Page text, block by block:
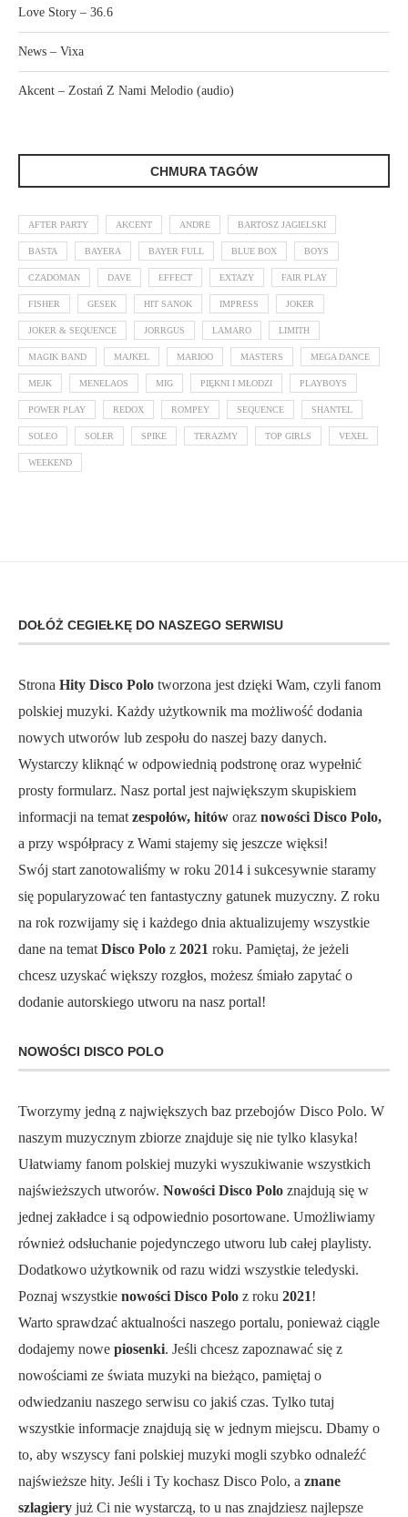
Love Story – 36.6
News – Vixa
Akcent – Zostań Z Nami Melodio (audio)
CHMURA TAGÓW
AFTER PARTY AKCENT ANDRE BARTOSZ JAGIELSKI
BASTA BAYERA BAYER FULL BLUE BOX BOYS
CZADOMAN DAVE EFFECT EXTAZY FAIR PLAY
FISHER GESEK HIT SANOK IMPRESS JOKER
JOKER & SEQUENCE JORRGUS LAMARO LIMITH
MAGIK BAND MAJKEL MARIOO MASTERS MEGA DANCE
MEJK MENELAOS MIG PIĘKNI I MŁODZI PLAYBOYS
POWER PLAY REDOX ROMPEY SEQUENCE SHANTEL
SOLEO SOLER SPIKE TERAZMY TOP GIRLS VEXEL
WEEKEND
DOŁÓŻ CEGIEŁKĘ DO NASZEGO SERWISU
Strona Hity Disco Polo tworzona jest dzięki Wam, czyli fanom
polskiej muzyki. Każdy użytkownik ma możliwość dodania
nowych utworów lub zespołu do naszej bazy danych.
Wystarczy kliknąć w odpowiednią podstronę oraz wypełnić
prosty formularz. Nasz portal jest największym skupiskiem
informacji na tematzespołów, hitów oraz nowości Disco Polo,
a przy współpracy z Wami stajemy się jeszcze więksi!
Swój start zanotowaliśmy w roku 2014 i sukcesywnie staramy
się popularyzować ten fantastyczny gatunek muzyczny. Z roku
na rok rozwijamy się i każdego dnia aktualizujemy wszystkie
dane na tematDisco Polo z 2021 roku. Pamiętaj, że jeżeli
chcesz uzyskać większy rozgłos, możesz śmiało zapytać o
dodanie autorskiego utworu na nasz portal!
NOWOŚCI DISCO POLO
Tworzymy jedną z największych baz przebojów Disco Polo. W
naszym muzycznym zbiorze znajduje się nie tylko klasyka!
Ułatwiamy fanom polskiej muzyki wyszukiwanie wszystkich
najświeższych utworów. Nowości Disco Polo znajdują się w
jednej zakładce i są odpowiednio posortowane. Umożliwiamy
również odsłuchanie pojedynczego utworu lub całej playlisty.
Dodatkowo użytkownik od razu widzi wszystkie teledyski.
Poznaj wszystkie nowości Disco Polo z roku 2021!
Warto sprawdzać aktualności naszego portalu, ponieważ ciągle
dodajemy nowe piosenki. Jeśli chcesz zapoznawać się z
nowościami ze świata muzyki na bieżąco, pamiętaj o
odwiedzaniu naszego serwisu co jakiś czas. Tylko tutaj
wszystkie informacje znajdują się w jednym miejscu. Dbamy o
to, aby wszyscy fani polskiej muzyki mogli szybko odnaleźć
najświeższe hity. Jeśli i Ty kochasz Disco Polo, a znane
szlagiery już Ci nie wystarczą, to u nas znajdziesz najlepsze